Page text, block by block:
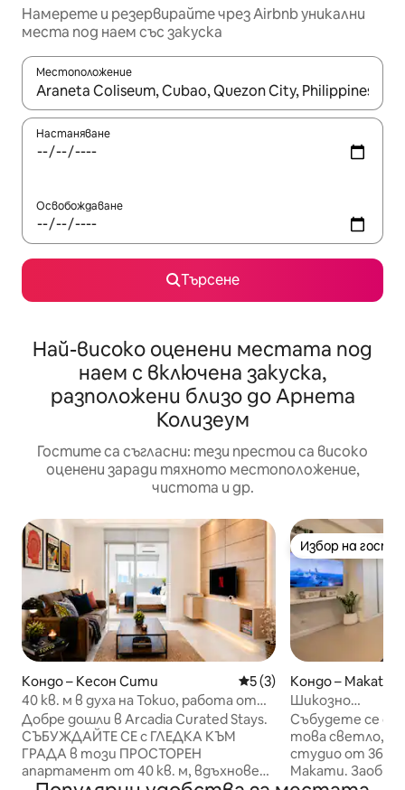
Намерете и резервирайте чрез Airbnb уникални
места под наем със закуска
Местоположение
Когато резултатите се покажат, използвайте
Настаняване
Освобождаване
Търсене
Най-високо оценени местата под
наем с включена закуска,
разположени близо до Арнета
Колизеум
Гостите са съгласни: тези престои са високо
оценени заради тяхното местоположение,
чистота и др.
Кондо – Кесон Сити Средна оценка: 5 от 5,
5 (3)
40 кв. м в духа на Токио, работа от
вкъщи, с балкон, бърз Wi-Fi и Netflix
Добре дошли в Arcadia Curated Stays.
СЪБУЖДАЙТЕ СЕ с ГЛЕДКА КЪМ
ГРАДА в този ПРОСТОРЕН
апартамент от 40 кв. м, вдъхновен
Избор на
Избор на
Кондо – Makati
Шикозно
Fi+Център на
Събудете се с
това светло,
студио от 36
Макати.